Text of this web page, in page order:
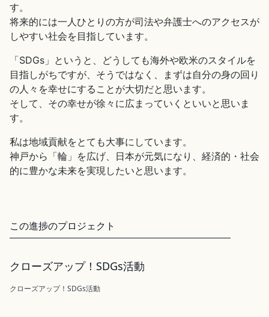
す。
将来的には一人ひとりの方が司法や弁護士へのアクセスが
しやすい社会を目指しています。
「SDGs」というと、どうしても海外や欧米のスタイルを
目指しがちですが、そうではなく、まずは自分の身の回り
の人々を幸せにすることが大切だと思います。
そして、その幸せが徐々に広まっていくといいと思いま
す。
私は地域貢献をとても大事にしています。
神戸から「輪」を広げ、日本が元気になり、経済的・社会
的に豊かな未来を実現したいと思います。
この進捗のプロジェクト
クローズアップ！SDGs活動
クローズアップ！SDGs活動